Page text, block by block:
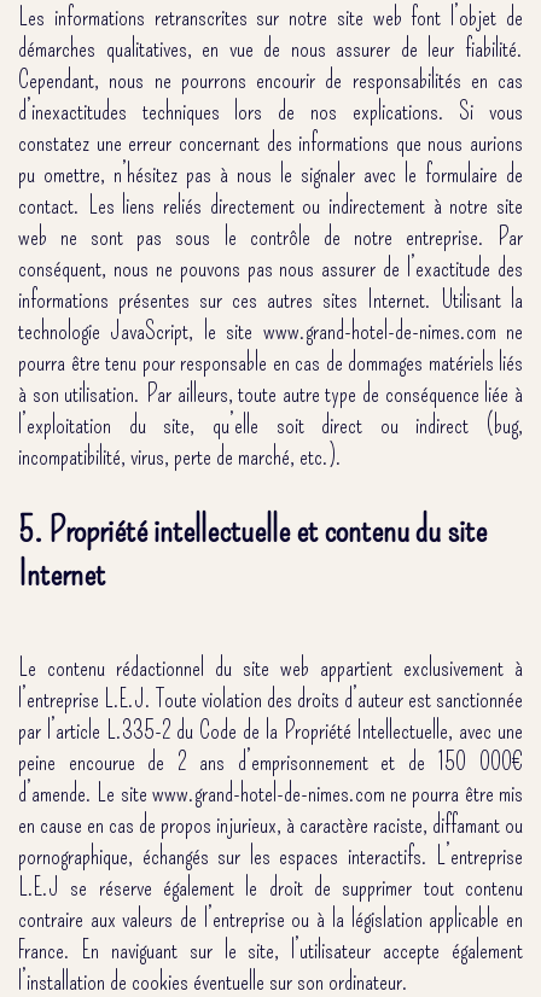
Les informations retranscrites sur notre site web font l’objet de
démarches qualitatives, en vue de nous assurer de leur fiabilité.
Cependant, nous ne pourrons encourir de responsabilités en cas
d’inexactitudes techniques lors de nos explications. Si vous
constatez une erreur concernant des informations que nous aurions
pu omettre, n’hésitez pas à nous le signaler avec le formulaire de
contact. Les liens reliés directement ou indirectement à notre site
web ne sont pas sous le contrôle de notre entreprise. Par
conséquent, nous ne pouvons pas nous assurer de l’exactitude des
informations présentes sur ces autres sites Internet. Utilisant la
technologie JavaScript, le site www.grand-hotel-de-nimes.com ne
pourra être tenu pour responsable en cas de dommages matériels liés
à son utilisation. Par ailleurs, toute autre type de conséquence liée à
l’exploitation du site, qu’elle soit direct ou indirect (bug,
incompatibilité, virus, perte de marché, etc.).
5. Propriété intellectuelle et contenu du site
Internet
Le contenu rédactionnel du site web appartient exclusivement à
l’entreprise L.E.J. Toute violation des droits d’auteur est sanctionnée
par l’article L.335-2 du Code de la Propriété Intellectuelle, avec une
peine encourue de 2 ans d’emprisonnement et de 150 000€
d’amende. Le site www.grand-hotel-de-nimes.com ne pourra être mis
en cause en cas de propos injurieux, à caractère raciste, diffamant ou
pornographique, échangés sur les espaces interactifs. L’entreprise
L.E.J se réserve également le droit de supprimer tout contenu
contraire aux valeurs de l’entreprise ou à la législation applicable en
France. En naviguant sur le site, l’utilisateur accepte également
l’installation de cookies éventuelle sur son ordinateur.